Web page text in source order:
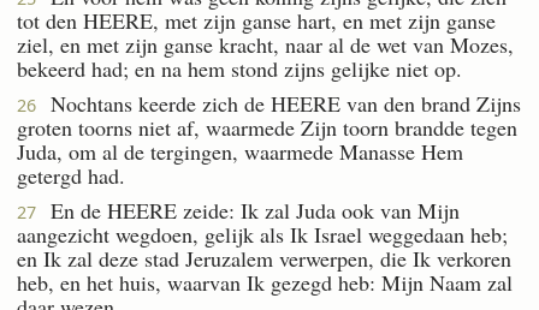
tot den HEERE, met zijn ganse hart, en met zijn ganse
ziel, en met zijn ganse kracht, naar al de wet van Mozes,
bekeerd had; en na hem stond zijns gelijke niet op.
26
Nochtans keerde zich de HEERE van den brand Zijns
groten toorns niet af, waarmede Zijn toorn brandde tegen
Juda, om al de tergingen, waarmede Manasse Hem
getergd had.
27
En de HEERE zeide: Ik zal Juda ook van Mijn
aangezicht wegdoen, gelijk als Ik Israel weggedaan heb;
en Ik zal deze stad Jeruzalem verwerpen, die Ik verkoren
heb, en het huis, waarvan Ik gezegd heb: Mijn Naam zal